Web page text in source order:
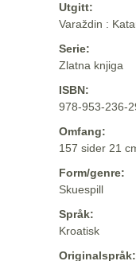
Utgitt:
Varaždin :
Serie:
Zlatna knjiga
ISBN:
978-953-236-
Omfang:
157 sider 21
Form/genre:
Skuespill
Språk:
Kroatisk
Originalspråk: